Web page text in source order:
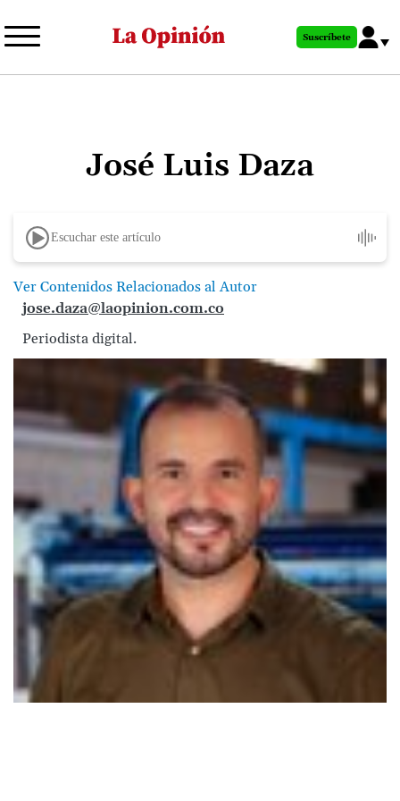
al
principal
Suscríbete
José Luis Daza
Escuchar este artículo
Ver Contenidos Relacionados al Autor
jose.daza@laopinion.com.co
Periodista digital.